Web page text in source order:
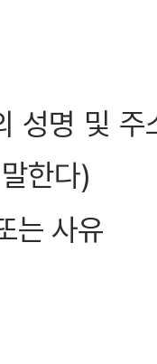
성명 및
한다)
는 사유